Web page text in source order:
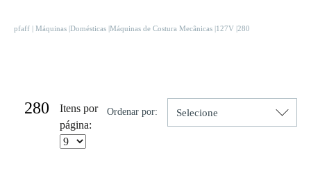
pfaff Máquinas Domésticas Máquinas de Costura Mecânicas 127V 280
280 Ordenar por:
Itens por
página: